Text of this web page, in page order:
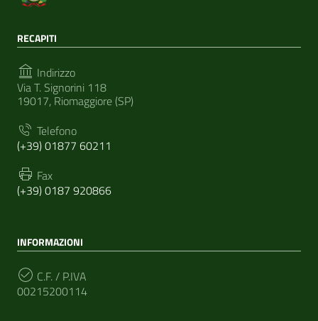
RECAPITI
Indirizzo
Via T. Signorini 118
19017, Riomaggiore (SP)
Telefono
(+39) 01877 60211
Fax
(+39) 0187 920866
INFORMAZIONI
C.F. / P.IVA
00215200114